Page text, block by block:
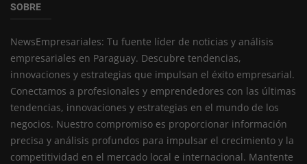
SOBRE
NewsEmpresariales: Tu fuente líder de noticias y análisis
empresariales en Paraguay. Descubre tendencias,
innovaciones y estrategias que impulsan el éxito empresarial.
Conectamos a profesionales y emprendedores con las últimas
tendencias, innovaciones y estrategias en el mundo de los
negocios. Nuestro compromiso es proporcionar información
precisa y análisis profundos para impulsar el crecimiento y la
competitividad en el mercado local e internacional. Mantente